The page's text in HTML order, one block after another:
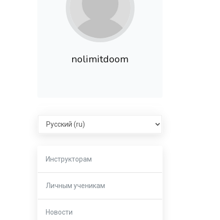
nolimitdoom
Select language
Инструкторам
Личным ученикам
Новости